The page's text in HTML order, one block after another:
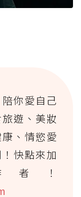
你愛自己
遊、美妝
、情慾愛
快點來加
！